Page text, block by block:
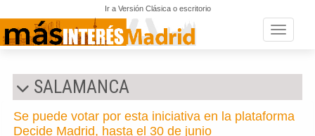
Ir a Versión Clásica o escritorio
Toggle
SALAMANCA
Se puede votar por esta iniciativa en la plataforma
Decide Madrid, hasta el 30 de junio